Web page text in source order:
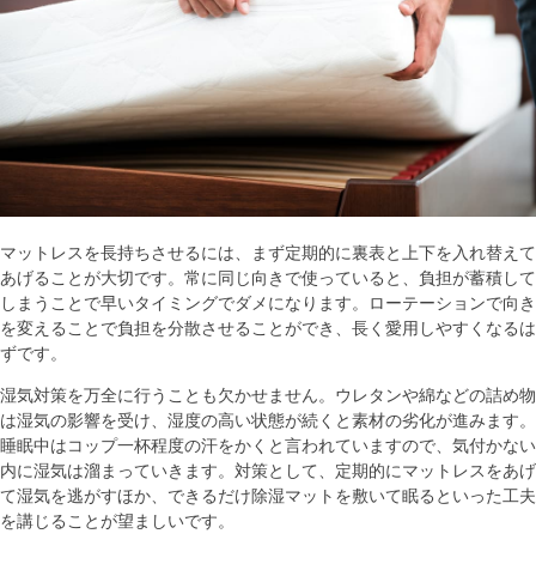
マットレスを長持ちさせるには、まず定期的に裏表と上下を入れ替えて
あげることが大切です。常に同じ向きで使っていると、負担が蓄積して
しまうことで早いタイミングでダメになります。ローテーションで向き
を変えることで負担を分散させることができ、長く愛用しやすくなるは
ずです。
湿気対策を万全に行うことも欠かせません。ウレタンや綿などの詰め物
は湿気の影響を受け、湿度の高い状態が続くと素材の劣化が進みます。
睡眠中はコップ一杯程度の汗をかくと言われていますので、気付かない
内に湿気は溜まっていきます。対策として、定期的にマットレスをあげ
て湿気を逃がすほか、できるだけ除湿マットを敷いて眠るといった工夫
を講じることが望ましいです。